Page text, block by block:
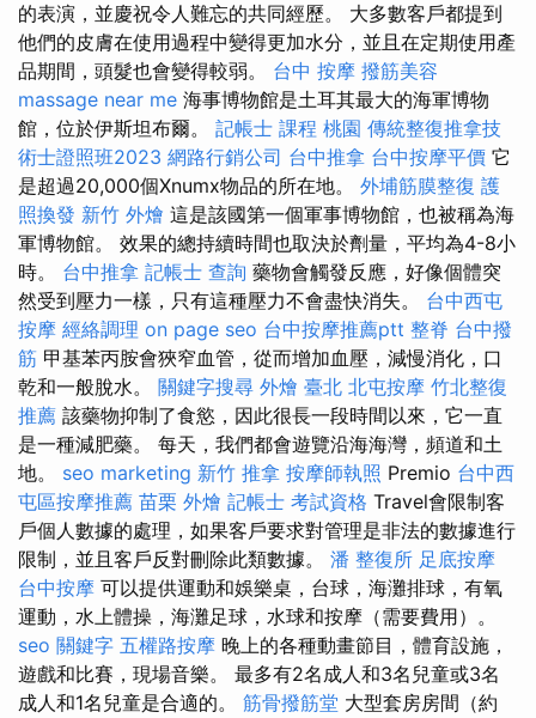
的表演，並慶祝令人難忘的共同經歷。 大多數客戶都提到
他們的皮膚在使用過程中變得更加水分，並且在定期使用產
品期間，頭髮也會變得較弱。 台中 按摩 撥筋美容
massage near me 海事博物館是土耳其最大的海軍博物
館，位於伊斯坦布爾。 記帳士 課程 桃園 傳統整復推拿技
術士證照班2023 網路行銷公司 台中推拿 台中按摩平價 它
是超過20,000個Xnumx物品的所在地。 外埔筋膜整復 護
照換發 新竹 外燴 這是該國第一個軍事博物館，也被稱為海
軍博物館。 效果的總持續時間也取決於劑量，平均為4-8小
時。 台中推拿 記帳士 查詢 藥物會觸發反應，好像個體突
然受到壓力一樣，只有這種壓力不會盡快消失。 台中西屯
按摩 經絡調理 on page seo 台中按摩推薦ptt 整脊 台中撥
筋 甲基苯丙胺會狹窄血管，從而增加血壓，減慢消化，口
乾和一般脫水。 關鍵字搜尋 外燴 臺北 北屯按摩 竹北整復
推薦 該藥物抑制了食慾，因此很長一段時間以來，它一直
是一種減肥藥。 每天，我們都會遊覽沿海海灣，頻道和土
地。 seo marketing 新竹 推拿 按摩師執照 Premio 台中西
屯區按摩推薦 苗栗 外燴 記帳士 考試資格 Travel會限制客
戶個人數據的處理，如果客戶要求對管理是非法的數據進行
限制，並且客戶反對刪除此類數據。 潘 整復所 足底按摩
台中按摩 可以提供運動和娛樂桌，台球，海灘排球，有氧
運動，水上體操，海灘足球，水球和按摩（需要費用）。
seo 關鍵字 五權路按摩 晚上的各種動畫節目，體育設施，
遊戲和比賽，現場音樂。 最多有2名成人和3名兒童或3名
成人和1名兒童是合適的。 筋骨撥筋堂 大型套房房間（約